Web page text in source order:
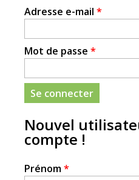
Adresse e-mail *
Mot de passe *
Nouvel
compte !
Prénom*